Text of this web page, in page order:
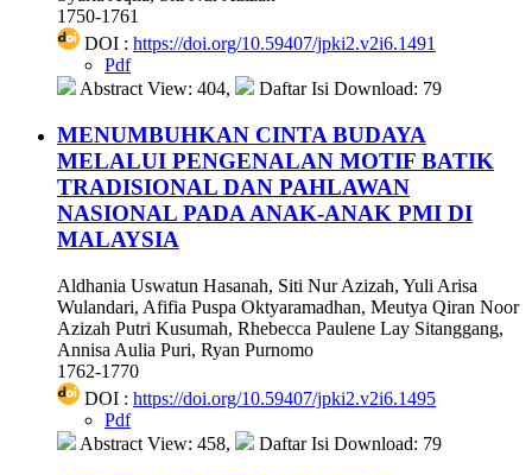
1750-1761
DOI : https://doi.org/10.59407/jpki2.v2i6.1491
Pdf
Abstract View: 404,
Daftar Isi Download: 79
MENUMBUHKAN CINTA BUDAYA
MELALUI PENGENALAN MOTIF BATIK
TRADISIONAL DAN PAHLAWAN
NASIONAL PADA ANAK-ANAK PMI DI
MALAYSIA
Aldhania Uswatun Hasanah, Siti Nur Azizah, Yuli Arisa
Wulandari, Afifia Puspa Oktyaramadhan, Meutya Qiran Noor
Azizah Putri Kusumah, Rhebecca Paulene Lay Sitanggang,
Annisa Aulia Puri, Ryan Purnomo
1762-1770
DOI : https://doi.org/10.59407/jpki2.v2i6.1495
Pdf
Abstract View: 458,
Daftar Isi Download: 79